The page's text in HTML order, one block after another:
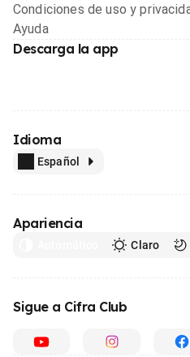
Condiciones de uso y
Ayuda
Descarga la app
Idioma
Español
Apariencia
Claro
Sigue a Cifra Club